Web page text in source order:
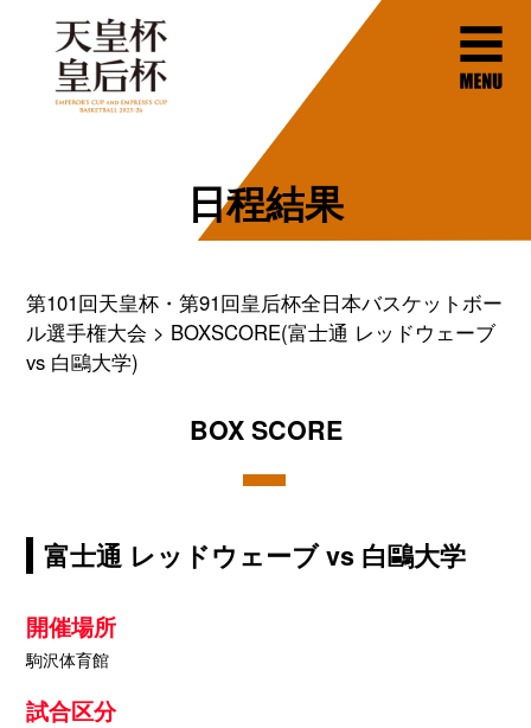
日程結果
第101回天皇杯・第91回皇后杯全日本バスケットボー
ル選手権大会
BOXSCORE(富士通 レッドウェーブ
vs 白鷗大学)
BOX SCORE
富士通 レッドウェーブ vs 白鷗大学
開催場所
駒沢体育館
試合区分